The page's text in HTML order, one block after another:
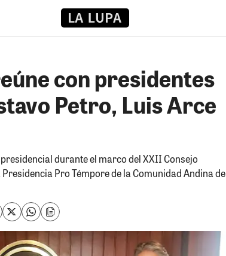
con presidentes
Petro, Luis Arce
durante el marco del XXII Consejo
Pro Témpore de la Comunidad Andina de